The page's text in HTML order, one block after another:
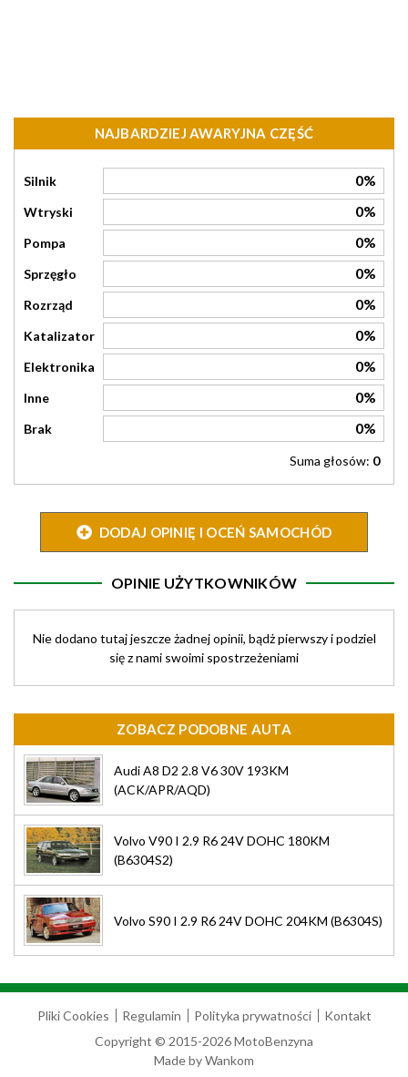
NAJBARDZIEJ AWARYJNA CZĘŚĆ
Silnik 0%
Wtryski 0%
Pompa 0%
Sprzęgło 0%
Rozrząd 0%
Katalizator 0%
Elektronika 0%
Inne 0%
Brak 0%
Suma głosów: 0
DODAJ OPINIĘ I OCEŃ SAMOCHÓD
OPINIE UŻYTKOWNIKÓW
Nie dodano tutaj jeszcze żadnej opinii, bądż pierwszy i podziel
się z nami swoimi spostrzeżeniami
ZOBACZ PODOBNE AUTA
Audi A8 D2 2.8 V6 30V 193KM
(ACK/APR/AQD)
Volvo V90 I 2.9 R6 24V DOHC 180KM
(B6304S2)
Volvo S90 I 2.9 R6 24V DOHC 204KM (B6304S)
Pliki Cookies Regulamin Polityka prywatności
Kontakt
Copyright © 2015-2026 MotoBenzyna
Made byWankom